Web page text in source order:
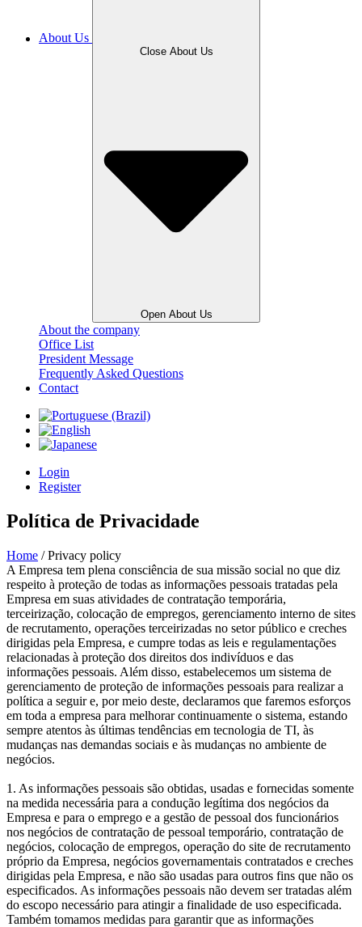
About Us
Close About Us
Open About Us
About the company
Office List
President Message
Frequently Asked Questions
Contact
Login
Register
Política de Privacidade
Home / Privacy policy
A Empresa tem plena consciência de sua missão social no que diz
respeito à proteção de todas as informações pessoais tratadas pela
Empresa em suas atividades de contratação temporária,
terceirização, colocação de empregos, gerenciamento interno de sites
de recrutamento, operações terceirizadas no setor público e creches
dirigidas pela Empresa, e cumpre todas as leis e regulamentações
relacionadas à proteção dos direitos dos indivíduos e das
informações pessoais. Além disso, estabelecemos um sistema de
gerenciamento de proteção de informações pessoais para realizar a
política a seguir e, por meio deste, declaramos que faremos esforços
em toda a empresa para melhorar continuamente o sistema, estando
sempre atentos às últimas tendências em tecnologia de TI, às
mudanças nas demandas sociais e às mudanças no ambiente de
negócios.
1. As informações pessoais são obtidas, usadas e fornecidas somente
na medida necessária para a condução legítima dos negócios da
Empresa e para o emprego e a gestão de pessoal dos funcionários
nos negócios de contratação de pessoal temporário, contratação de
negócios, colocação de empregos, operação do site de recrutamento
próprio da Empresa, negócios governamentais contratados e creches
dirigidas pela Empresa, e não são usadas para outros fins que não os
especificados. As informações pessoais não devem ser tratadas além
do escopo necessário para atingir a finalidade de uso especificada.
Também tomamos medidas para garantir que as informações